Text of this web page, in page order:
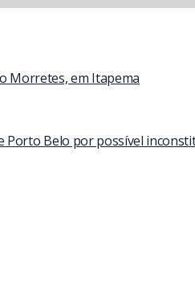
Morretes, em Itapema
Porto Belo por possível